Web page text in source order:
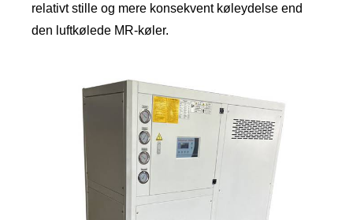
relativt stille og mere konsekvent køleydelse end
den luftkølede MR-køler.